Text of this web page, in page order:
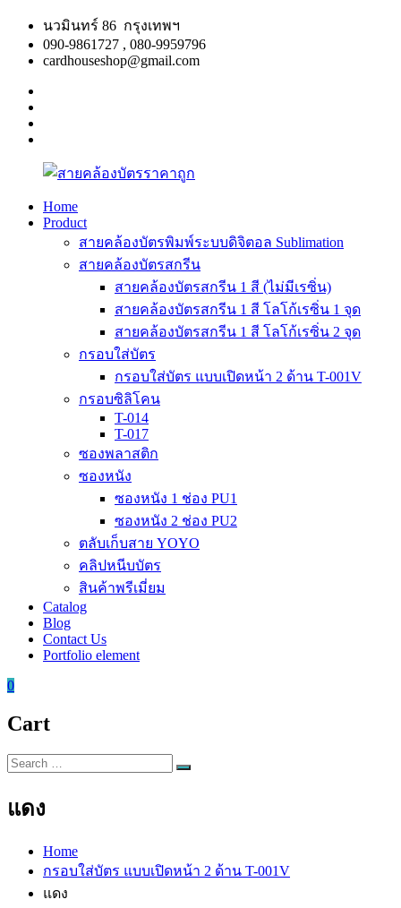
Skip
content
นวมินทร์ 86 กรุงเทพฯ
090-9861727 , 080-9959796
cardhouseshop@gmail.com
สาย
สินค้า
Home
Product
สายคล้องบัตรพิมพ์ระบบดิจิตอล Sublimation
สายคล้องบัตรสกรีน
สายคล้องบัตรสกรีน 1 สี (ไม่มีเรซิ่น)
สายคล้องบัตรสกรีน 1 สี โลโก้เรซิ่น 1 จุด
สายคล้องบัตรสกรีน 1 สี โลโก้เรซิ่น 2 จุด
กรอบใส่บัตร
กรอบใส่บัตร แบบเปิดหน้า 2 ด้าน T-001V
กรอบซิลิโคน
T-014
T-017
ซองพลาสติก
ซองหนัง
ซองหนัง 1 ช่อง PU1
ซองหนัง 2 ช่อง PU2
ตลับเก็บสาย YOYO
คลิปหนีบบัตร
สินค้าพรีเมี่ยม
Catalog
Blog
Contact Us
Portfolio element
0
Cart
Search
for:
Search
แดง
Home
กรอบใส่บัตร แบบเปิดหน้า 2 ด้าน T-001V
แดง